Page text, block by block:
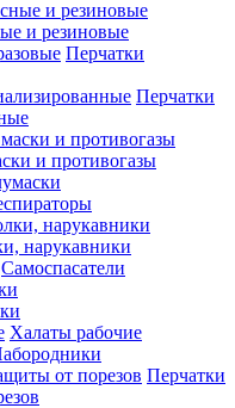
и резиновые
Перчатки
Перчатки
и противогазы
нарукавники
Самоспасатели
Халаты рабочие
Перчатки